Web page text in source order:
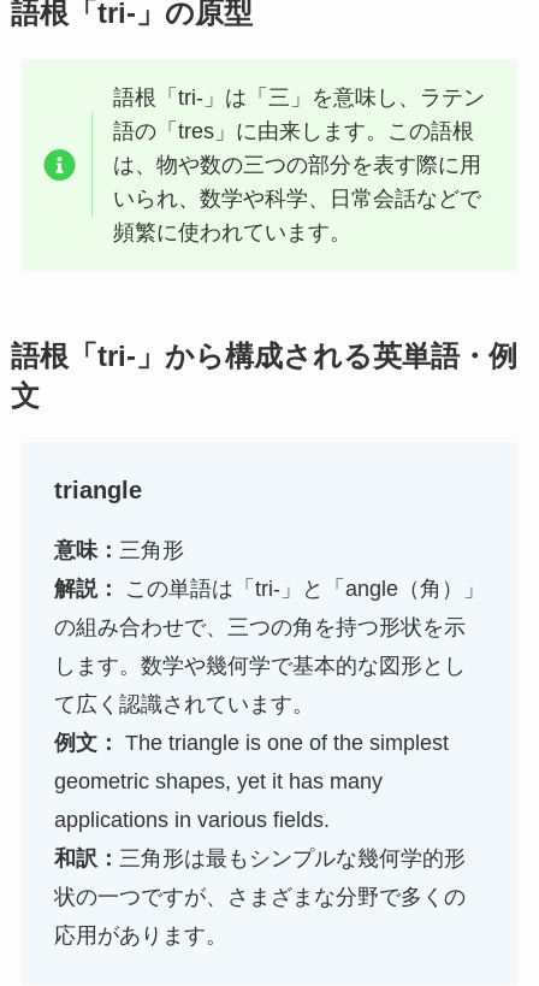
語根「tri-」の原型
語根「tri-」は「三」を意味し、ラテン
語の「tres」に由来します。この語根
は、物や数の三つの部分を表す際に用
いられ、数学や科学、日常会話などで
頻繁に使われています。
語根「tri-」から構成される英単語・例
文
triangle
意味： 三角形
解説：
この単語は「tri-」と「angle（角）」
の組み合わせで、三つの角を持つ形状を示
します。数学や幾何学で基本的な図形とし
て広く認識されています。
例文： The triangle is one of the simplest
geometric shapes, yet it has many
applications in various fields.
和訳： 三角形は最もシンプルな幾何学的形
状の一つですが、さまざまな分野で多くの
応用があります。